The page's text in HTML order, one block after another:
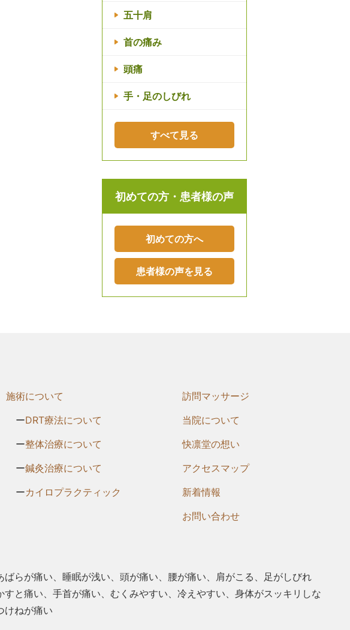
五十肩
首の痛み
頭痛
手・足のしびれ
すべて見る
初めての方・患者様の声
初めての方へ
患者様の声を見る
施術について
DRT療法について
整体治療について
鍼灸治療について
カイロプラクティック
訪問マッサージ
当院について
快凛堂の想い
アクセスマップ
新着情報
お問い合わせ
らが痛い、睡眠が浅い、頭が痛い、腰が痛い、肩がこる、⾜がしびれ
と痛い、手首が痛い、むくみやすい、冷えやすい、⾝体がスッキリしな
けねが痛い